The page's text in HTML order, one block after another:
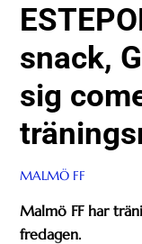
snack,
sig
MALMÖ FF
Malmö FF har
fredagen.